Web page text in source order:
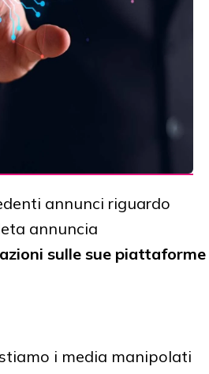
annunci riguardo
annuncia
sulle sue piattaforme
i media manipolati